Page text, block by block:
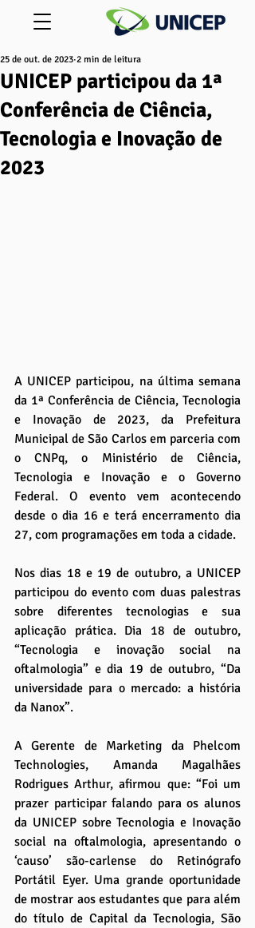
UNICEP participou da 1ª
Conferência de Ciência,
Tecnologia e Inovação de
2023
25 de out. de 2023 2 min de leitura
A UNICEP participou, na última semana
da 1ª Conferência de Ciência, Tecnologia
e Inovação de 2023, da Prefeitura
Municipal de São Carlos em parceria com
o CNPq, o Ministério de Ciência,
Tecnologia e Inovação e o Governo
Federal. O evento vem acontecendo
desde o dia 16 e terá encerramento dia
27, com programações em toda a cidade.
Nos dias 18 e 19 de outubro, a UNICEP
participou do evento com duas palestras
sobre diferentes tecnologias e sua
aplicação prática. Dia 18 de outubro,
“Tecnologia e inovação social na
oftalmologia” e dia 19 de outubro, “Da
universidade para o mercado: a história
da Nanox”.
A Gerente de Marketing da Phelcom
Technologies, Amanda Magalhães
Rodrigues Arthur, afirmou que: “Foi um
prazer participar falando para os alunos
da UNICEP sobre Tecnologia e Inovação
social na oftalmologia, apresentando o
‘causo’ são-carlense do Retinógrafo
Portátil Eyer. Uma grande oportunidade
de mostrar aos estudantes que para além
do título de Capital da Tecnologia, São